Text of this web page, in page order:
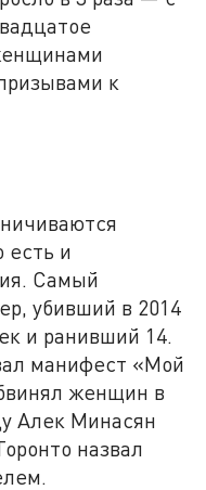
к
есть и
Самый
убивший в 2014
и ранивший 14.
манифест «Мой
женщин в
Алек Минасян
назвал